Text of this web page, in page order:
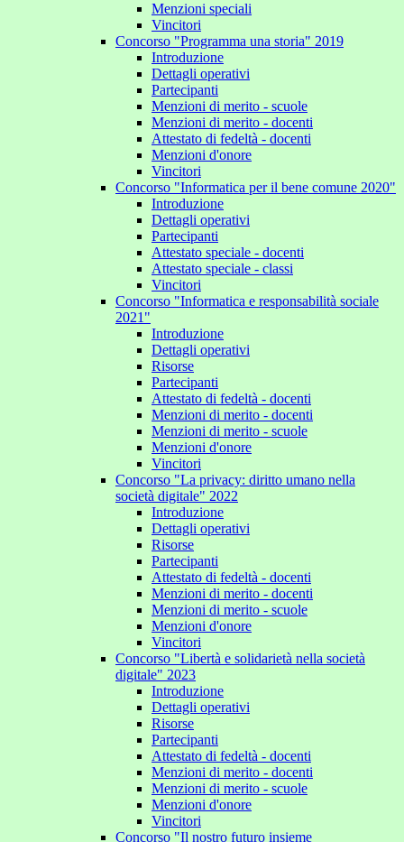
Menzioni speciali
Vincitori
Concorso "Programma una storia" 2019
Introduzione
Dettagli operativi
Partecipanti
Menzioni di merito - scuole
Menzioni di merito - docenti
Attestato di fedeltà - docenti
Menzioni d'onore
Vincitori
Concorso "Informatica per il bene comune 2020"
Introduzione
Dettagli operativi
Partecipanti
Attestato speciale - docenti
Attestato speciale - classi
Vincitori
Concorso "Informatica e responsabilità sociale
2021"
Introduzione
Dettagli operativi
Risorse
Partecipanti
Attestato di fedeltà - docenti
Menzioni di merito - docenti
Menzioni di merito - scuole
Menzioni d'onore
Vincitori
Concorso "La privacy: diritto umano nella
società digitale" 2022
Introduzione
Dettagli operativi
Risorse
Partecipanti
Attestato di fedeltà - docenti
Menzioni di merito - docenti
Menzioni di merito - scuole
Menzioni d'onore
Vincitori
Concorso "Libertà e solidarietà nella società
digitale" 2023
Introduzione
Dettagli operativi
Risorse
Partecipanti
Attestato di fedeltà - docenti
Menzioni di merito - docenti
Menzioni di merito - scuole
Menzioni d'onore
Vincitori
Concorso "Il nostro futuro insieme